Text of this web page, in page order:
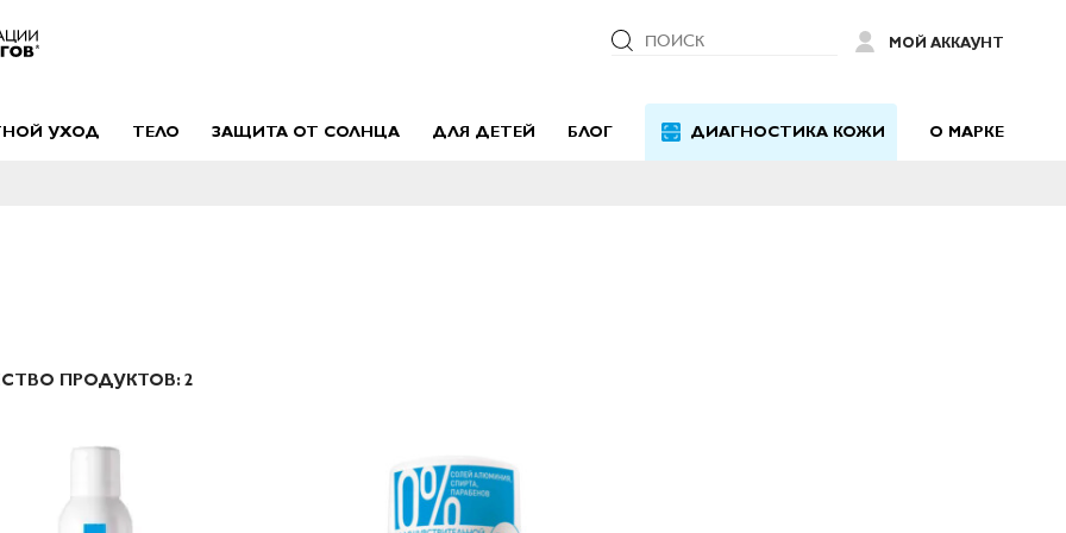
МОЙ АККАУНТ
УХОД ТЕЛО ЗАЩИТА ОТ СОЛНЦА ДЛЯ ДЕТЕЙ БЛОГ ДИАГНОСТИКА КОЖИ О МАРКЕ
ПОИСК
ПРОДУКТОВ:2